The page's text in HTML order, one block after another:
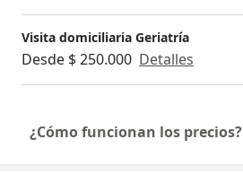
Visita domiciliaria Geriatría
Desde $ 250.000 Detalles
¿Cómo funcionan los precios?